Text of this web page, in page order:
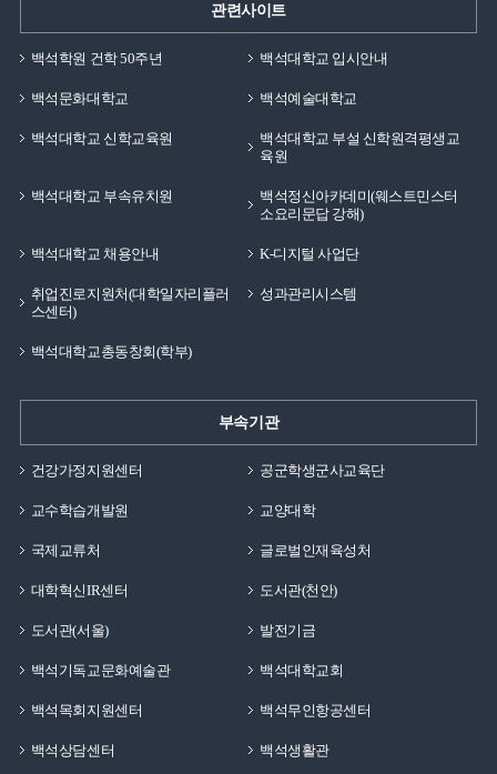
관련사이트
백석학원 건학 50주년 백석대학교 입시안내
백석문화대학교 백석예술대학교
백석대학교 신학교육원
백석대학교 부설 신학원격평생교
육원
백석대학교 부속유치원
백석정신아카데미(웨스트민스터
소요리문답 강해)
백석대학교 채용안내 K-디지털 사업단
취업진로지원처(대학일자리플러
스센터)
성과관리시스템
백석대학교총동창회(학부)
부속기관
건강가정지원센터 공군학생군사교육단
교수학습개발원 교양대학
국제교류처 글로벌인재육성처
대학혁신IR센터 도서관(천안)
도서관(서울) 발전기금
백석기독교문화예술관 백석대학교회
백석목회지원센터 백석무인항공센터
백석상담센터 백석생활관